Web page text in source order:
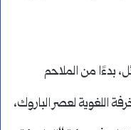
بدءًا من الملاحم
اللغوية لعصر الباروك،